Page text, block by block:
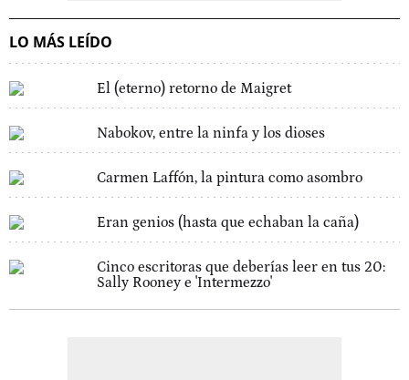
LO MÁS LEÍDO
El (eterno) retorno de Maigret
Nabokov, entre la ninfa y los dioses
Carmen Laffón, la pintura como asombro
Eran genios (hasta que echaban la caña)
Cinco escritoras que deberías leer en tus 20:
Sally Rooney e 'Intermezzo'